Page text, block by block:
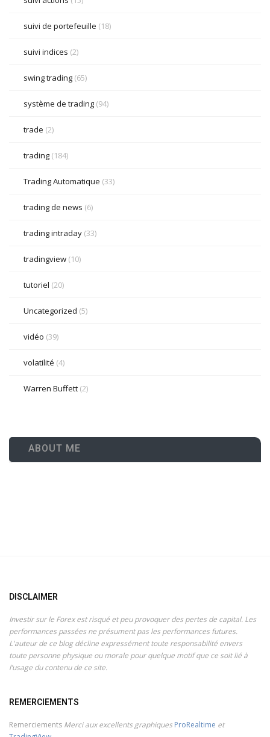
suivi de portefeuille (18)
suivi indices (2)
swing trading (65)
système de trading (94)
trade (2)
trading (184)
Trading Automatique (33)
trading de news (6)
trading intraday (33)
tradingview (10)
tutoriel (20)
Uncategorized (5)
vidéo (39)
volatilité (4)
Warren Buffett (2)
ABOUT ME
DISCLAIMER
Investir sur le Forex est risqué et peu provoquer des pertes de capital. Les
performances passées ne présument pas les performances futures.
L'auteur de ce blog décline expressément toute responsabilité envers
toute personne physique ou morale pour quelque motif que ce soit lié à
l’usage du contenu de ce site.
REMERCIEMENTS
Remerciements Merci aux excellents graphiques ProRealtime et